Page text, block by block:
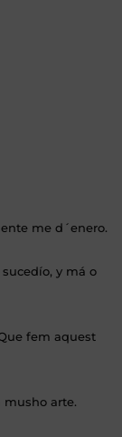
me d´enero.
y má o
fem aquest
musho arte.